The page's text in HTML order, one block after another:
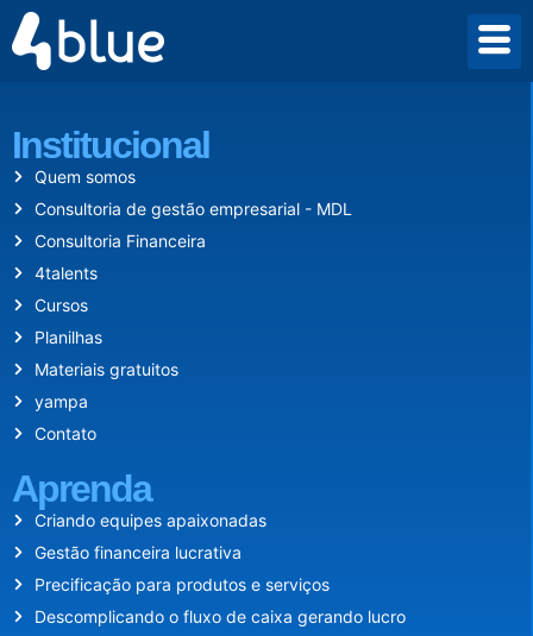
Desde 2009 criamos um mundo onde empreender vale a pena.
Institucional
Quem somos
Consultoria de gestão empresarial - MDL
Consultoria Financeira
4talents
Cursos
Planilhas
Materiais gratuitos
yampa
Contato
Aprenda
Criando equipes apaixonadas
Gestão financeira lucrativa
Precificação para produtos e serviços
Descomplicando o fluxo de caixa gerando lucro